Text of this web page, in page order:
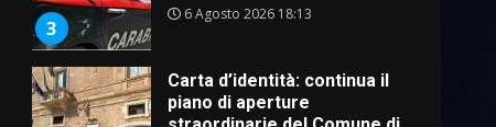
3
6 Agosto 2026 18:13
Carta d’identità: continua il
piano di aperture